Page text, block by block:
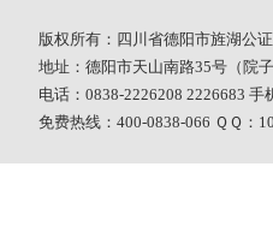
版权所有：四川省德阳市旌湖公
地址：德阳市天山南路35号（院
电话：0838-2226208 2226683 手
免费热线：400-0838-066 ＱＱ：